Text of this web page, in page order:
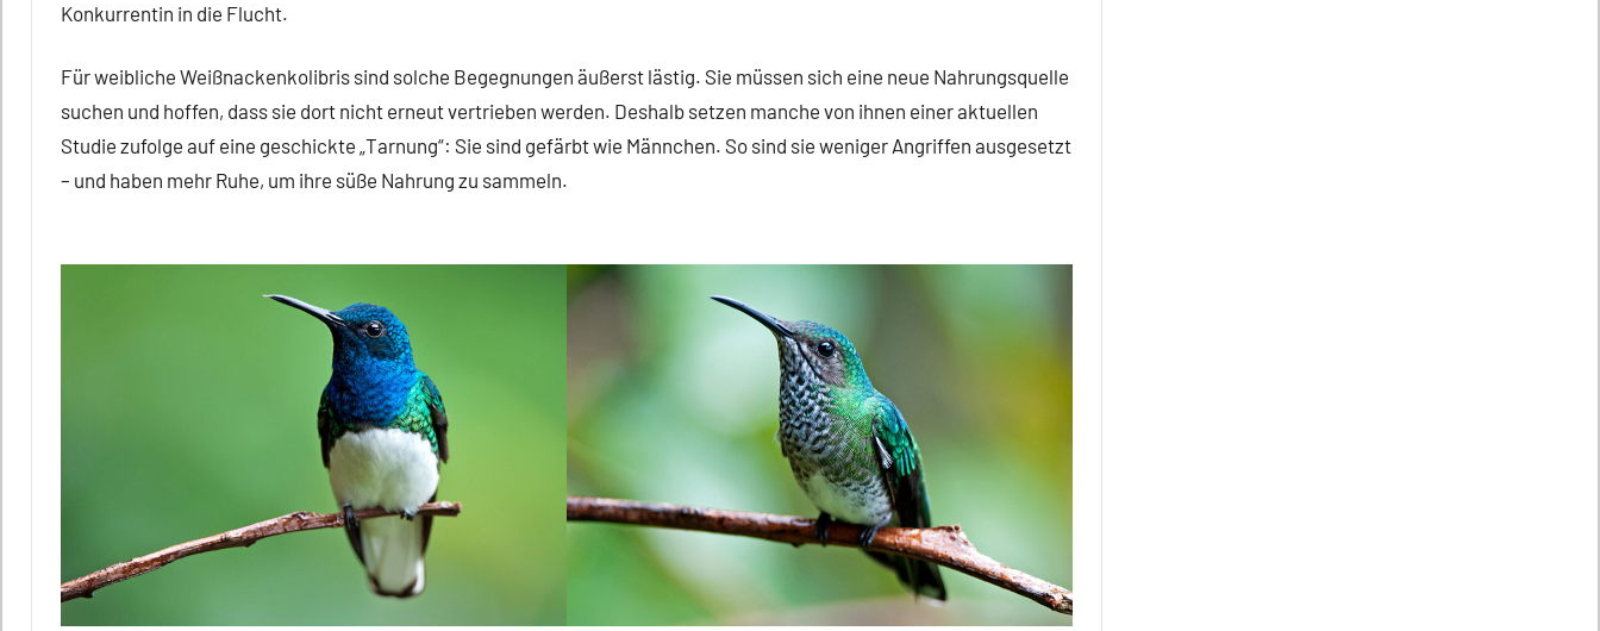
Konkurrentin in die Flucht.
Für weibliche Weißnackenkolibris sind solche Begegnungen äußerst lästig. Sie müssen sich eine neue Nahrungsquelle
suchen und hoffen, dass sie dort nicht erneut vertrieben werden. Deshalb setzen manche von ihnen einer aktuellen
Studie zufolge auf eine geschickte „Tarnung“: Sie sind gefärbt wie Männchen. So sind sie weniger Angriffen ausgesetzt
– und haben mehr Ruhe, um ihre süße Nahrung zu sammeln.